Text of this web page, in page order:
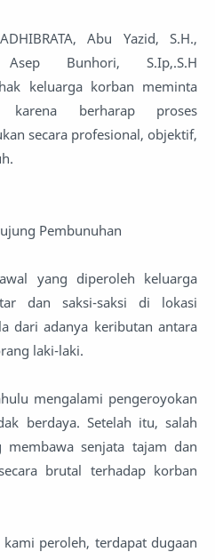
Abu Yazid, S.H.,
Bunhori, S.Ip,.S.H
keluarga korban meminta
karena berharap proses
secara profesional, objektif,
Pembunuhan
yang diperoleh keluarga
dan saksi-saksi di lokasi
dari adanya keributan antara
laki-laki.
mengalami pengeroyokan
berdaya. Setelah itu, salah
senjata tajam dan
brutal terhadap korban
peroleh, terdapat dugaan